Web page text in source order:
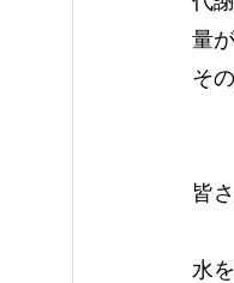
量
そ
皆
水